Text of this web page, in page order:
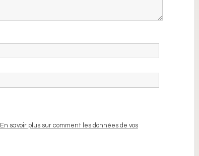
En savoir plus sur comment les données de vos